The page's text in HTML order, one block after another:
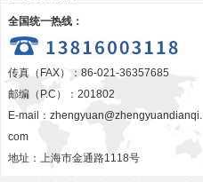
全国统一热线：
传真（FAX）：86-021-36357685
邮编（P.C）：201802
E-mail： zhengyuan@zhengyuandianqi.
com
地址：上海市金通路1118号